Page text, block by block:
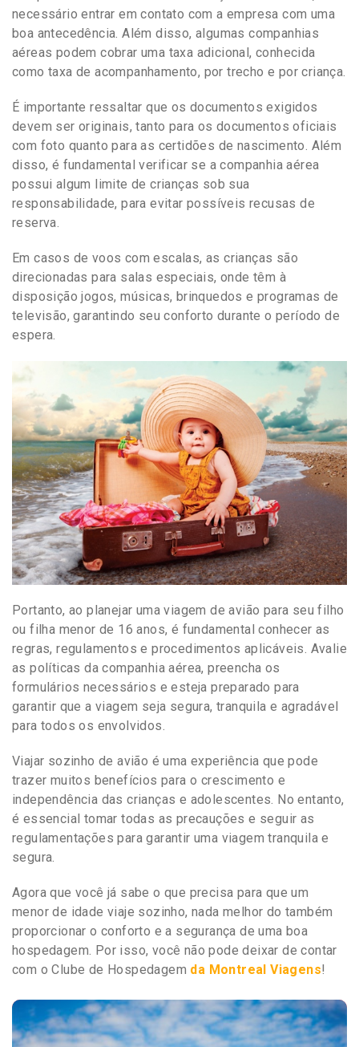
necessário entrar em contato com a empresa com uma
boa antecedência. Além disso, algumas companhias
aéreas podem cobrar uma taxa adicional, conhecida
como taxa de acompanhamento, por trecho e por criança.
É importante ressaltar que os documentos exigidos
devem ser originais, tanto para os documentos oficiais
com foto quanto para as certidões de nascimento. Além
disso, é fundamental verificar se a companhia aérea
possui algum limite de crianças sob sua
responsabilidade, para evitar possíveis recusas de
reserva.
Em casos de voos com escalas, as crianças são
direcionadas para salas especiais, onde têm à
disposição jogos, músicas, brinquedos e programas de
televisão, garantindo seu conforto durante o período de
espera.
Portanto, ao planejar uma viagem de avião para seu filho
ou filha menor de 16 anos, é fundamental conhecer as
regras, regulamentos e procedimentos aplicáveis. Avalie
as políticas da companhia aérea, preencha os
formulários necessários e esteja preparado para
garantir que a viagem seja segura, tranquila e agradável
para todos os envolvidos.
Viajar sozinho de avião é uma experiência que pode
trazer muitos benefícios para o crescimento e
independência das crianças e adolescentes. No entanto,
é essencial tomar todas as precauções e seguir as
regulamentações para garantir uma viagem tranquila e
segura.
Agora que você já sabe o que precisa para que um
menor de idade viaje sozinho, nada melhor do também
proporcionar o conforto e a segurança de uma boa
hospedagem. Por isso, você não pode deixar de contar
com o Clube de Hospedagem da Montreal Viagens!